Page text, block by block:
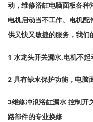
动，维修浴缸电脑面板各种
电机启动当不工作、电机配
供又快又敏捷的服务，我们
1 水龙头开关漏水.电机不起
2 具有缺水保护功能，电脑
3维修冲浪浴缸漏水 控制开
路部件的专业换修